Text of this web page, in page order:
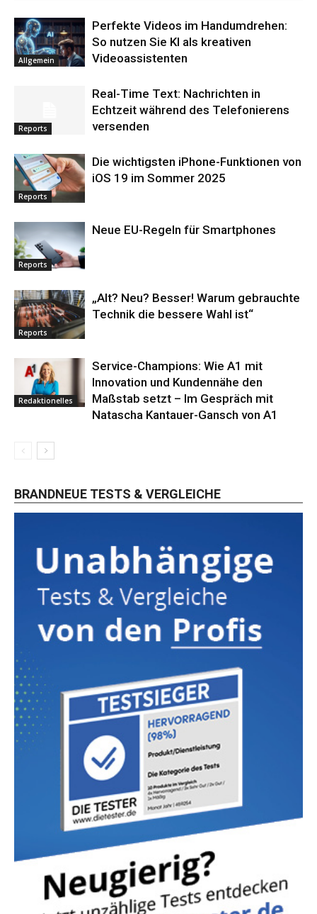
Allgemein
Perfekte Videos im Handumdrehen:
So nutzen Sie KI als kreativen
Videoassistenten
Reports
Real-Time Text: Nachrichten in
Echtzeit während des Telefonierens
versenden
Reports
Die wichtigsten iPhone-Funktionen von
iOS 19 im Sommer 2025
Reports
Neue EU-Regeln für Smartphones
Reports
„Alt? Neu? Besser! Warum gebrauchte
Technik die bessere Wahl ist“
Redaktionelles
Service-Champions: Wie A1 mit
Innovation und Kundennähe den
Maßstab setzt – Im Gespräch mit
Natascha Kantauer-Gansch von A1
BRANDNEUE TESTS & VERGLEICHE